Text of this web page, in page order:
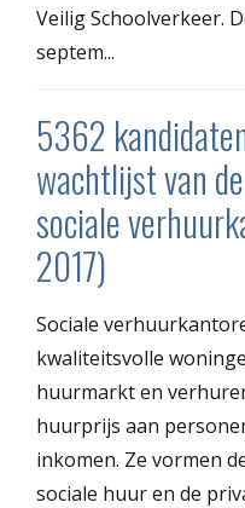
Veilig Schoolverkeer.
septem...
5362
wachtlijst van
sociale
2017)
Sociale
kwaliteitsvolle
huurmarkt en
huurprijs aan
inkomen. Ze vormen
sociale huur en de